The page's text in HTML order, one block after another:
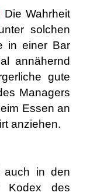
Die Wahrheit
solchen
in einer Bar
annähernd
gute
Managers
Essen an
anziehen.
auch in den
Kodex des